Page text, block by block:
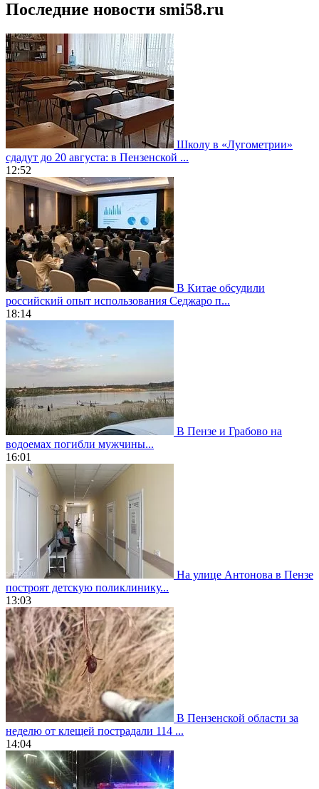
Последние новости smi58.ru
Школу в «Лугометрии»
сдадут до 20 августа: в Пензенской ...
12:52
В Китае обсудили
российский опыт использования Седжаро п...
18:14
В Пензе и Грабово на
водоемах погибли мужчины...
16:01
На улице Антонова в Пензе
построят детскую поликлинику...
13:03
В Пензенской области за
неделю от клещей пострадали 114 ...
14:04